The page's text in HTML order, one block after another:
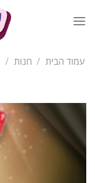
עמוד הבית / חנות /